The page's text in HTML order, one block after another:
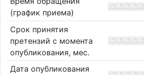
(график приема)
Срок принятия
претензий с момента
опубликования, мес.
Дата опубликования